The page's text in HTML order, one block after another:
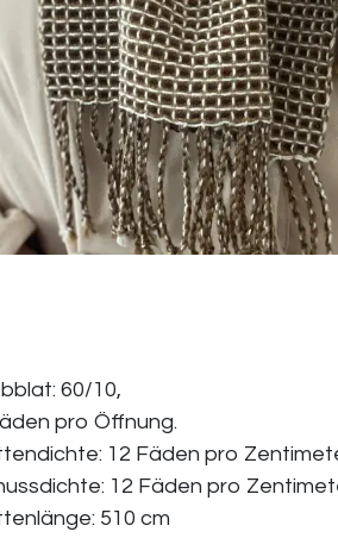
60/10,
pro Öffnung.
12 Fäden pro
12 Fäden pro
510 cm